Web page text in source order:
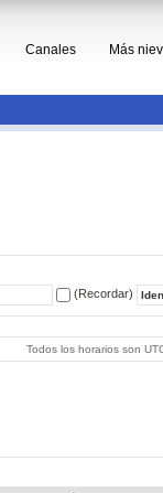
Canales Más
(Recordar)
Todos los horarios son